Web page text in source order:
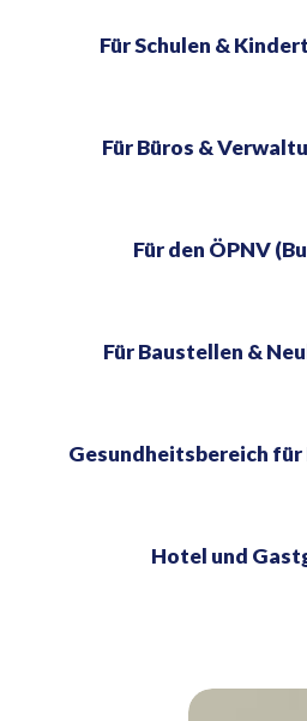
Für Schulen &
Für Büros &
Für den ÖPNV
Für Baustellen &
Gesundheitsbereich für
Hotel und